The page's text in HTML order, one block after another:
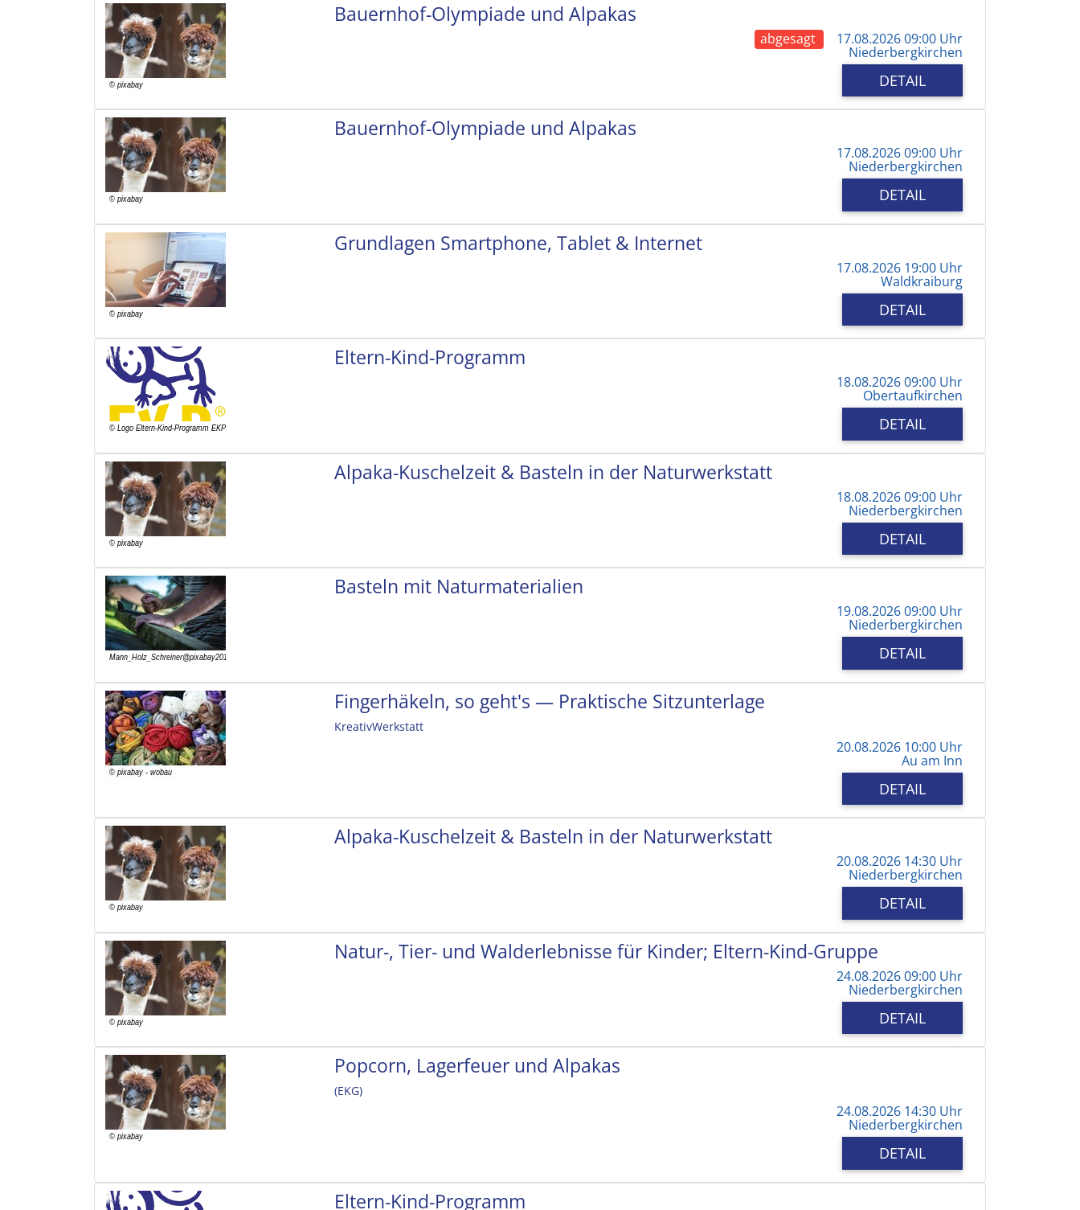
Bauernhof-Olympiade und Alpakas
abgesagt 17.08.2026 09:00 Uhr
Niederbergkirchen
DETAIL
Bauernhof-Olympiade und Alpakas
17.08.2026 09:00 Uhr
Niederbergkirchen
DETAIL
Grundlagen Smartphone, Tablet & Internet
17.08.2026 19:00 Uhr
Waldkraiburg
DETAIL
Eltern-Kind-Programm
18.08.2026 09:00 Uhr
Obertaufkirchen
DETAIL
Alpaka-Kuschelzeit & Basteln in der Naturwerkstatt
18.08.2026 09:00 Uhr
Niederbergkirchen
DETAIL
Basteln mit Naturmaterialien
19.08.2026 09:00 Uhr
Niederbergkirchen
DETAIL
Fingerhäkeln, so geht's — Praktische Sitzunterlage
KreativWerkstatt
20.08.2026 10:00 Uhr
Au am Inn
DETAIL
Alpaka-Kuschelzeit & Basteln in der Naturwerkstatt
20.08.2026 14:30 Uhr
Niederbergkirchen
DETAIL
Natur-, Tier- und Walderlebnisse für Kinder; Eltern-Kind-Gruppe
24.08.2026 09:00 Uhr
Niederbergkirchen
DETAIL
Popcorn, Lagerfeuer und Alpakas
(EKG)
24.08.2026 14:30 Uhr
Niederbergkirchen
DETAIL
Eltern-Kind-Programm